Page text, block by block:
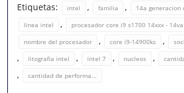
Etiquetas: intel , familia , 14a generacion
linea intel , procesador core i9 s1700 14xxx -
nombre del procesador , core i9-14900ks ,
, litografia intel , intel 7 , nucleos ,
, cantidad de performa...